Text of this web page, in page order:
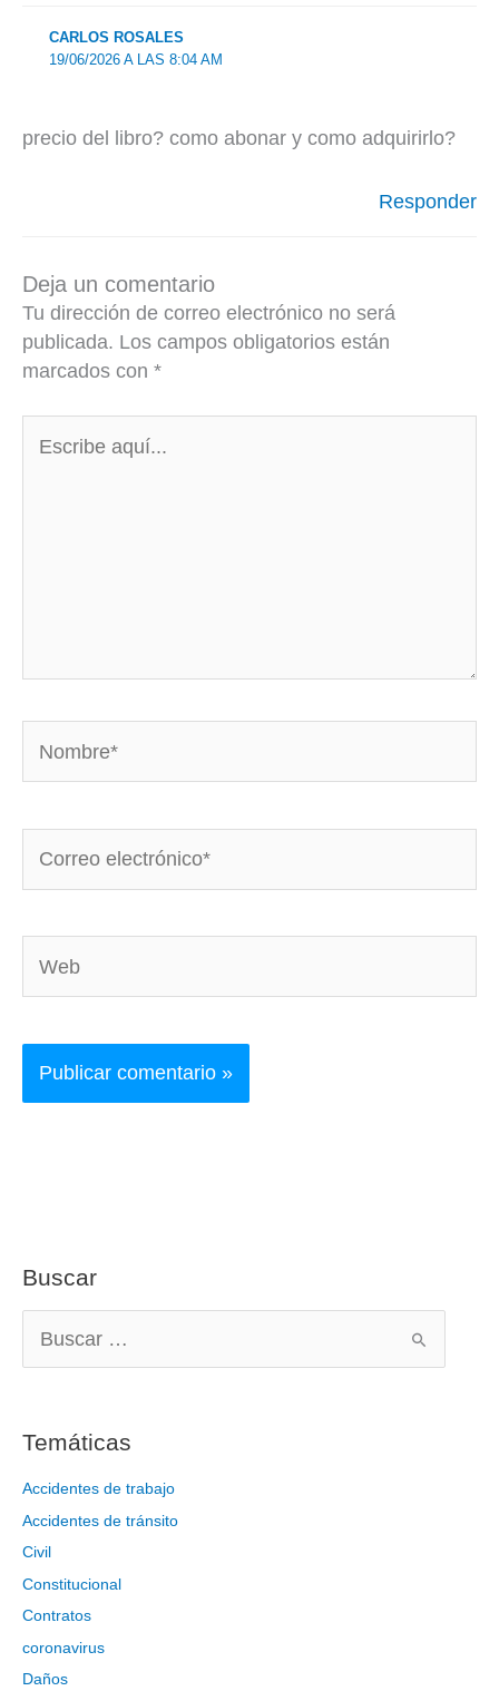
Buscar
u
a
r
p
:
Temáticas
Accidentes de trabajo
Accidentes de tránsito
Civil
Constitucional
Contratos
coronavirus
Daños
CARLOS ROSALES
19/06/2026 A LAS 8:04 AM
precio del libro? como abonar y como adquirirlo?
Responder
Deja un comentario
Tu dirección de correo electrónico no será
publicada. Los campos obligatorios están
marcados con *
aquí...
electrónico*